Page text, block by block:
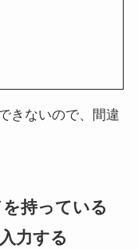
きないので、間違
持っている
力する